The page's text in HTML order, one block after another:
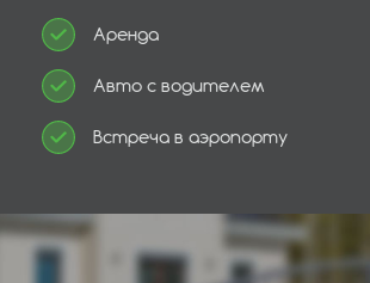
Аренда
Авто с водителем
Встреча в аэропорту